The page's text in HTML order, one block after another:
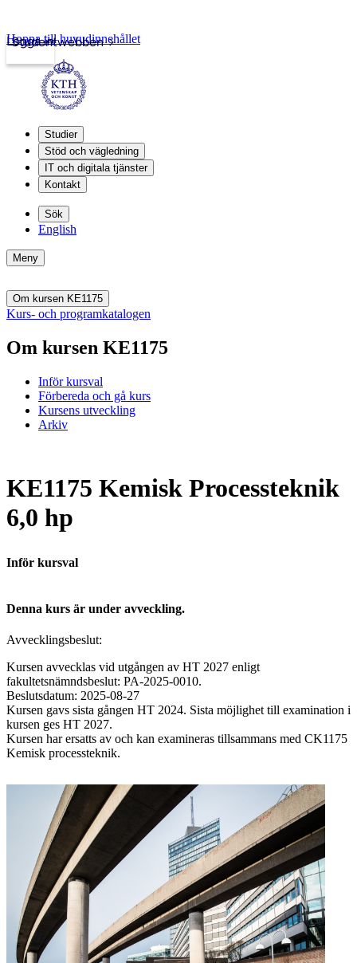
Studentwebben
Logga in
Hoppa till huvudinnehållet
Studier
Stöd och vägledning
IT och digitala tjänster
Kontakt
Sök
English
Meny
Om kursen KE1175
Kurs- och programkatalogen
Om kursen KE1175
Inför kursval
Förbereda och gå kurs
Kursens utveckling
Arkiv
KE1175 Kemisk Processteknik
6,0 hp
Inför kursval
Denna kurs är under avveckling.
Avvecklingsbeslut:
Kursen avvecklas vid utgången av HT 2027 enligt
fakultetsnämndsbeslut: PA-2025-0010.
Beslutsdatum: 2025-08-27
Kursen gavs sista gången HT 2024. Sista möjlighet till examination i
kursen ges HT 2027.
Kursen har ersatts av och kan examineras tillsammans med CK1175
Kemisk processteknik.